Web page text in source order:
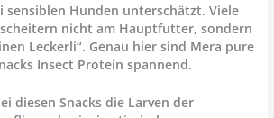
sensiblen Hunden unterschätzt. Viele
nicht am Hauptfutter, sondern
Leckerli“. Genau hier sind Mera pure
Insect Protein spannend.
diesen Snacks die Larven der